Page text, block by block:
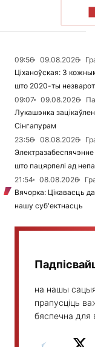
09:56 09.08.2026
Ціханоўская: З
што 2020-ты
09:07
09.08.2026
Лукашэнка
Сінгапурам
23:56
08.08.2026
Электразабеспячэнне
што пацярпелі ад
21:54
08.08.2026
Вячорка: Цікавасць
нашу суб'ектнасць
на нашы
прапусціць
бяспечна для